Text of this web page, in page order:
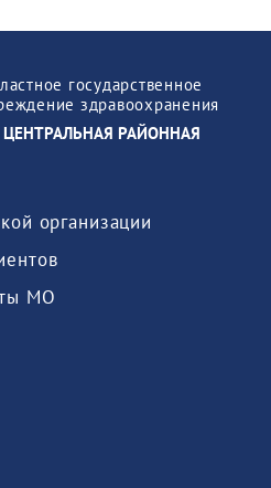
государственное
здравоохранения
РАЙОННАЯ
организации
МО